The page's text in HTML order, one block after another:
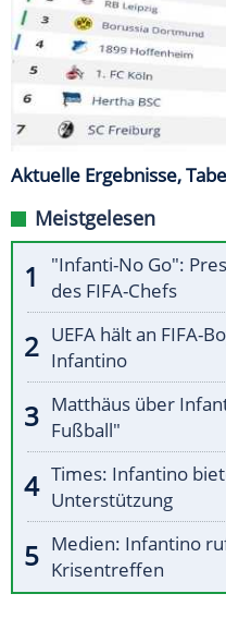
Aktuelle Ergebnisse,
Meistgelesen
"Infanti-No Go":
des FIFA-Chefs
UEFA hält an FIFA-
Infantino
Matthäus über
Fußball"
Times: Infantino
Unterstützung
Medien: Infantino
Krisentreffen